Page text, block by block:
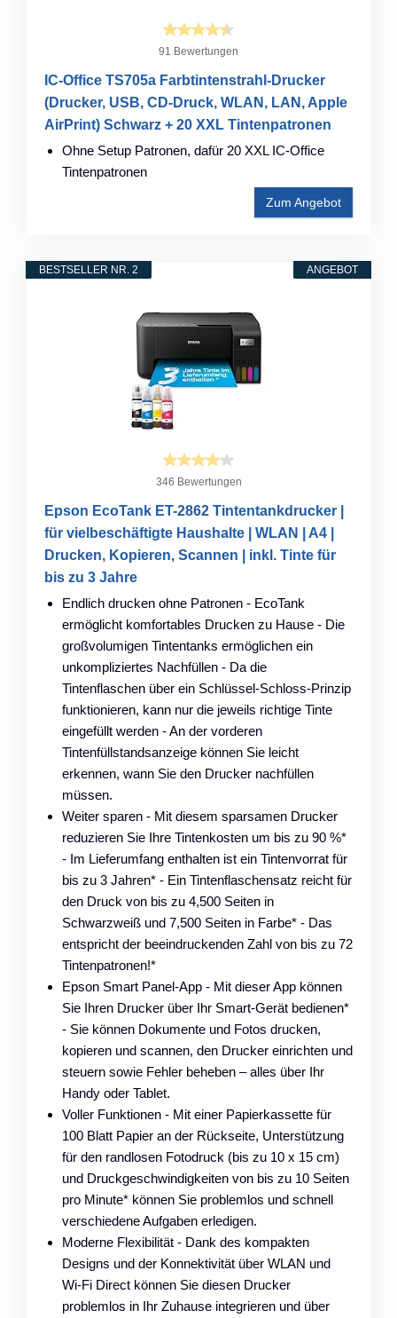
91 Bewertungen
IC-Office TS705a Farbtintenstrahl-Drucker
(Drucker, USB, CD-Druck, WLAN, LAN, Apple
AirPrint) Schwarz + 20 XXL Tintenpatronen
Ohne Setup Patronen, dafür 20 XXL IC-Office
Tintenpatronen
Zum Angebot
ANGEBOT
BESTSELLER NR. 2
346 Bewertungen
Epson EcoTank ET-2862 Tintentankdrucker |
für vielbeschäftigte Haushalte | WLAN | A4 |
Drucken, Kopieren, Scannen | inkl. Tinte für
bis zu 3 Jahre
Endlich drucken ohne Patronen - EcoTank
ermöglicht komfortables Drucken zu Hause - Die
großvolumigen Tintentanks ermöglichen ein
unkompliziertes Nachfüllen - Da die
Tintenflaschen über ein Schlüssel-Schloss-Prinzip
funktionieren, kann nur die jeweils richtige Tinte
eingefüllt werden - An der vorderen
Tintenfüllstandsanzeige können Sie leicht
erkennen, wann Sie den Drucker nachfüllen
müssen.
Weiter sparen - Mit diesem sparsamen Drucker
reduzieren Sie Ihre Tintenkosten um bis zu 90 %*
- Im Lieferumfang enthalten ist ein Tintenvorrat für
bis zu 3 Jahren* - Ein Tintenflaschensatz reicht für
den Druck von bis zu 4,500 Seiten in
Schwarzweiß und 7,500 Seiten in Farbe* - Das
entspricht der beeindruckenden Zahl von bis zu 72
Tintenpatronen!*
Epson Smart Panel-App - Mit dieser App können
Sie Ihren Drucker über Ihr Smart-Gerät bedienen*
- Sie können Dokumente und Fotos drucken,
kopieren und scannen, den Drucker einrichten und
steuern sowie Fehler beheben – alles über Ihr
Handy oder Tablet.
Voller Funktionen - Mit einer Papierkassette für
100 Blatt Papier an der Rückseite, Unterstützung
für den randlosen Fotodruck (bis zu 10 x 15 cm)
und Druckgeschwindigkeiten von bis zu 10 Seiten
pro Minute* können Sie problemlos und schnell
verschiedene Aufgaben erledigen.
Moderne Flexibilität - Dank des kompakten
Designs und der Konnektivität über WLAN und
Wi-Fi Direct können Sie diesen Drucker
problemlos in Ihr Zuhause integrieren und über